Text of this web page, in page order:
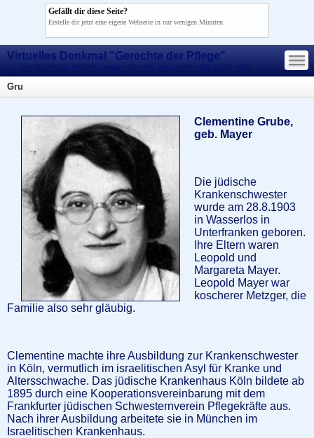
Gefällt dir diese Seite?
Erstelle dir jetzt eine eigene Webseite in nur wenigen Minuten.
Virtuelles Denkmal "Gerechte der Pflege"
morden!"
—
—
—
Gru
Clementine Grube,
geb. Mayer
Die jüdische
Krankenschwester
wurde am 28.8.1903
in Wasserlos in
Unterfranken geboren.
Ihre Eltern waren
Leopold und
Margareta Mayer.
Leopold Mayer war
koscherer Metzger, die
Familie also sehr gläubig.
Clementine machte ihre Ausbildung zur Krankenschwester
in Köln, vermutlich im israelitischen Asyl für Kranke und
Altersschwache. Das jüdische Krankenhaus Köln bildete ab
1895 durch eine Kooperationsvereinbarung mit dem
Frankfurter jüdischen Schwesternverein Pflegekräfte aus.
Nach ihrer Ausbildung arbeitete sie in München im
Israelitischen Krankenhaus.